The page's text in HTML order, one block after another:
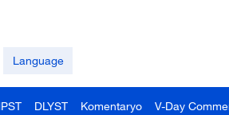
Language
DLYST Komentaryo V-Day